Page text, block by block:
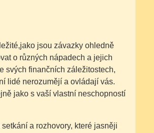
jsou závazky ohledně
o různých nápadech a jejich
svých finančních záležitostech,
lidé nerozumějí a ovládají vás.
jako s vaší vlastní neschopností
a rozhovory, které jasněji